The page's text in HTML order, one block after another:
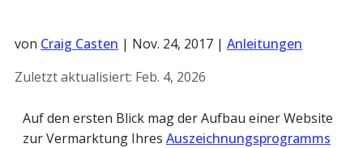
von Craig Casten | Nov. 24, 2017 | Anleitungen
Zuletzt aktualisiert: Feb. 4, 2026
Auf den ersten Blick mag der Aufbau einer Website
zur Vermarktung Ihres Auszeichnungsprogramms